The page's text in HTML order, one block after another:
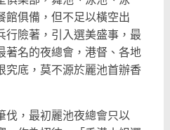
館俱備，但不足以橫空出
行險著，引入選美盛事，最
著名的夜總會，港督、各地
究底，莫不源於麗池首辦香
伐，最初麗池夜總會只以